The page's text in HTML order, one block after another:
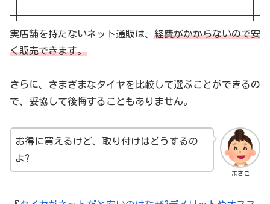
実店舗を持たないネット通販は、 経費がかからないので安
く販売できます。
さらに、さまざまなタイヤを比較して選ぶことができるの
で、妥協して後悔することもありません。
まさこ
お得に買えるけど、取り付けはどうするの
よ?